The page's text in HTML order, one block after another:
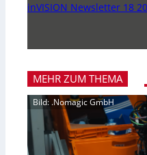
inVISION Newsletter 18
MEHR ZUM THEMA
Bild: .Nomagic GmbH